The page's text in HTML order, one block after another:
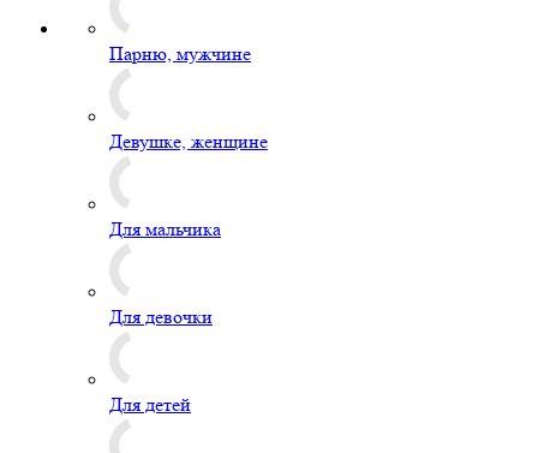
Парню, мужчине
Девушке, женщине
Для мальчика
Для девочки
Для детей